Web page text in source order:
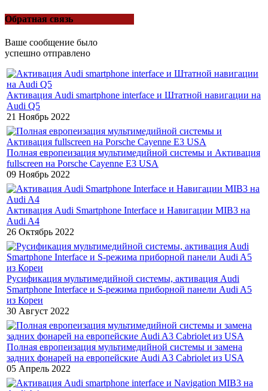
Обратная связь
Ваше сообщение было
успешно отправлено
Активация Audi smartphone interface и Штатной навигации на
Audi Q5
21 Ноябрь 2022
Полная европеизация мультимедийной системы и Активация
fullscreen на Porsche Cayenne E3 USA
09 Ноябрь 2022
Активация Audi Smartphone Interface и Навигации MIB3 на
Audi A4
26 Октябрь 2022
Русификация мультимедийной системы, активация Audi
Smartphone Interface и S-режима приборной панели Audi A5
из Кореи
30 Август 2022
Полная европеизация мультимедийной системы и замена
задних фонарей на европейские Audi A3 Cabriolet из USA
05 Апрель 2022